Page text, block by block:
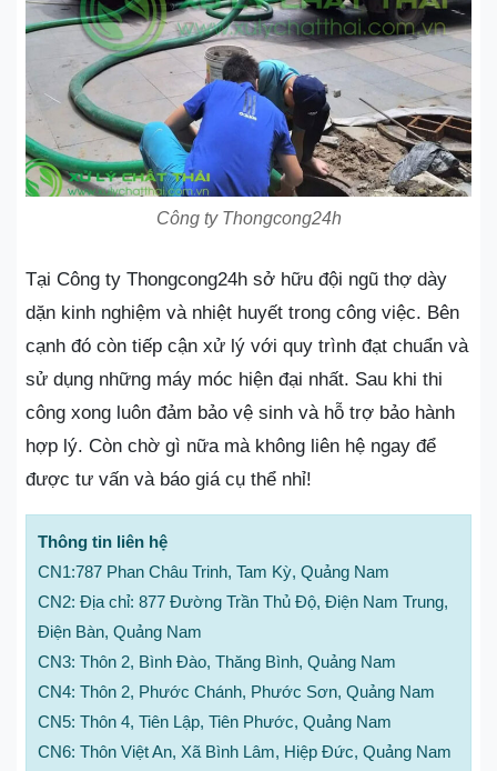
Công ty Thongcong24h
Tại Công ty Thongcong24h sở hữu đội ngũ thợ dày
dặn kinh nghiệm và nhiệt huyết trong công việc. Bên
cạnh đó còn tiếp cận xử lý với quy trình đạt chuẩn và
sử dụng những máy móc hiện đại nhất. Sau khi thi
công xong luôn đảm bảo vệ sinh và hỗ trợ bảo hành
hợp lý. Còn chờ gì nữa mà không liên hệ ngay để
được tư vấn và báo giá cụ thể nhỉ!
Thông tin liên hệ
CN1:787 Phan Châu Trinh, Tam Kỳ, Quảng Nam
CN2: Địa chỉ: 877 Đường Trần Thủ Độ, Điện Nam Trung,
Điện Bàn, Quảng Nam
CN3: Thôn 2, Bình Đào, Thăng Bình, Quảng Nam
CN4: Thôn 2, Phước Chánh, Phước Sơn, Quảng Nam
CN5: Thôn 4, Tiên Lập, Tiên Phước, Quảng Nam
CN6: Thôn Việt An, Xã Bình Lâm, Hiệp Đức, Quảng Nam